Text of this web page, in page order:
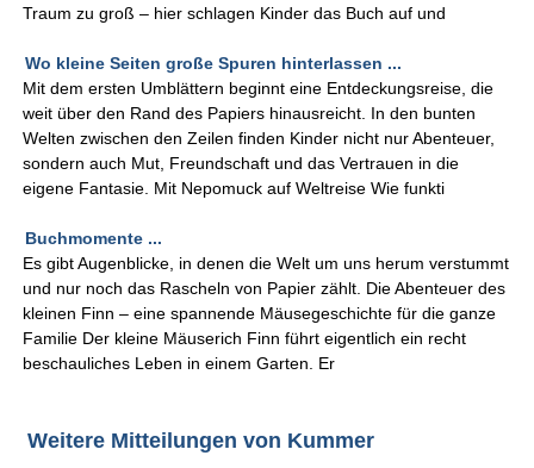
Traum zu groß – hier schlagen Kinder das Buch auf und
Wo kleine Seiten große Spuren hinterlassen ...
Mit dem ersten Umblättern beginnt eine Entdeckungsreise, die
weit über den Rand des Papiers hinausreicht. In den bunten
Welten zwischen den Zeilen finden Kinder nicht nur Abenteuer,
sondern auch Mut, Freundschaft und das Vertrauen in die
eigene Fantasie. Mit Nepomuck auf Weltreise Wie funkti
Buchmomente ...
Es gibt Augenblicke, in denen die Welt um uns herum verstummt
und nur noch das Rascheln von Papier zählt. Die Abenteuer des
kleinen Finn – eine spannende Mäusegeschichte für die ganze
Familie Der kleine Mäuserich Finn führt eigentlich ein recht
beschauliches Leben in einem Garten. Er
Weitere Mitteilungen von Kummer